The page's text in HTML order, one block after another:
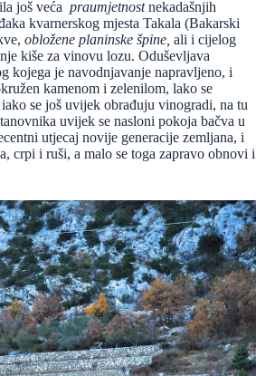
još veća praumjetnostnekadašnjih
kvarnerskog mjesta Takala (Bakarski
obložene planinske špine, ali i cijelog
kiše za vinovu lozu. Oduševljava
kojega je navodnjavanje napravljeno, i
kamenom i zelenilom, lako se
se još uvijek obrađuju vinogradi, na tu
uvijek se nasloni pokoja bačva u
utjecaj novije generacije zemljana, i
crpi i ruši, a malo se toga zapravo obnovi i